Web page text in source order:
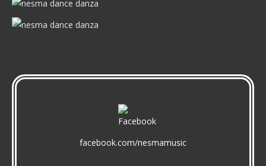
opens
in
opens
in
opens
in
facebook.com/nesmamusic